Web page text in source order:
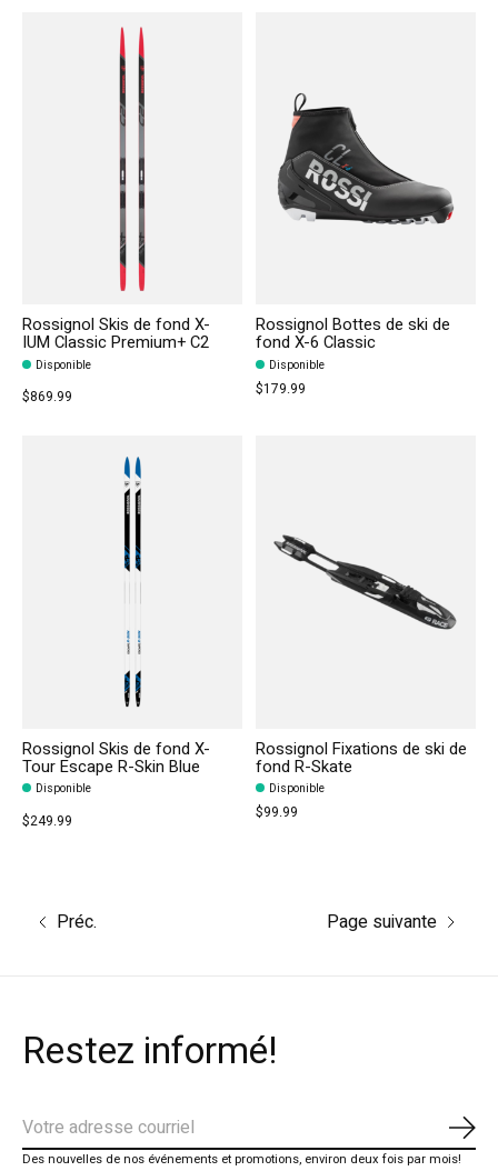
Rossignol Skis de fond X-
IUM Classic Premium+ C2
Disponible
$869.99
Rossignol Bottes de ski de
fond X-6 Classic
Disponible
$179.99
Rossignol Skis de fond X-
Tour Escape R-Skin Blue
Disponible
$249.99
Rossignol Fixations de ski de
fond R-Skate
Disponible
$99.99
Préc. Page suivante
Restez informé!
Des nouvelles de nos événements et promotions, environ deux fois par mois!